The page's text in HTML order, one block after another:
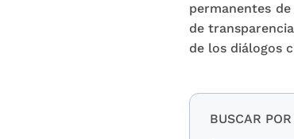
permanentes
de
de los diálogos
BUSCAR